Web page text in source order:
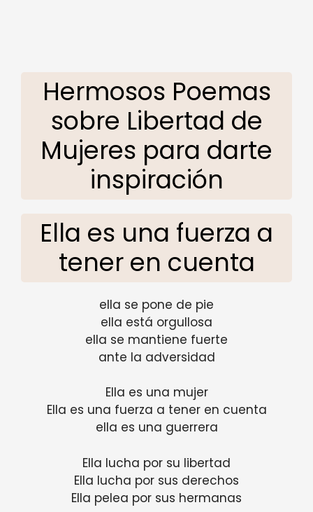
Hermosos Poemas
sobre Libertad de
Mujeres para darte
inspiración
Ella es una fuerza a
tener en cuenta
ella se pone de pie
ella está orgullosa
ella se mantiene fuerte
ante la adversidad
Ella es una mujer
Ella es una fuerza a tener en cuenta
ella es una guerrera
Ella lucha por su libertad
Ella lucha por sus derechos
Ella pelea por sus hermanas